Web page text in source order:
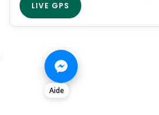
LIVE GPS
Aide